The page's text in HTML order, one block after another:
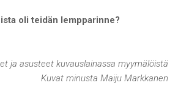
oli teidän lempparinne?
ja asusteet kuvauslainassa myymälöistä
Kuvat minusta Maiju Markkanen